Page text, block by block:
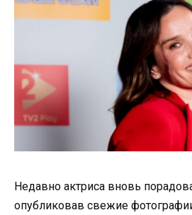
Недавно актриса вновь
опубликовав свежие